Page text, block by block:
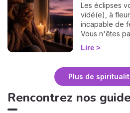
Les éclipses
vidé(e), à
incapable de
Vous n'êtes
surtout : ça se
douceur. Voici
vous protéger
intérieur. 🛡️🌒
Lire
Plus de
Rencontrez nos